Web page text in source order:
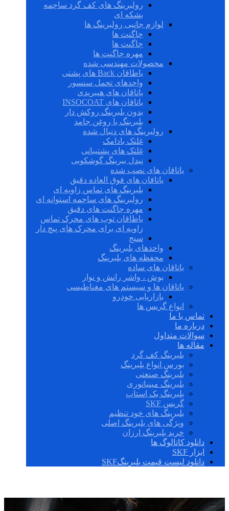
رولبرینگ های کف گرد ساچمه
بشکه ای
لوازم جانبی رولبرینگ ها
چاگنت ها
چاگنت ها
مهره چاگنت ها
محصولات مهندسی شده
یاطاقان Back های پشتی
واحدهای تحمل سنسور
یاتاقان های هیبریدی
یاتاقان های INSOCOAT
بدون بلبرینگ روکش دار
بلبرینگ با روغن جامد
رولبرینگ های دنبال شده
غلتک بادامک
غلتک های پشتیبانی
نیدل بیرینگ گوشکوبی
یاتاقان های نصب شده
یاتاقان های فوق العاده دقیق
بلبرینگ های تماس زاویه ای
رولبرینگ های ساچمه استوانه ای
مهره چاگنت های دقیق
یاطاقان توپ های محرک تماس
زاویه ای برای محرک های پیچ دار
سنج
واحدهای بلبرینگ
محفظه های بلبرینگ
یاتاقان های ساده
بوش ، واشر رانش و نوار
یاتاقان ها و سیستم های مغناطیسی
بازاریابی خودرو
انواع گریس ها
تماس با ما
درباره ما
سوالات متداول
مقاله ها
بلبرینگ کف گرد
بورس انواع بلبرینگ
بلبرینگ صنعتی
بلبرینگ مینیاتوری
بلبرینگ بک استاپ
گریس SKF
بلبرینگ های خود تنظیم
ویژگی های بلبرینگ اصلی
خرید بلبرینگ ارزان
دانلود کاتالوگ ها
ابزار SKF
دانلود لیست قیمت بلبرینگSKF